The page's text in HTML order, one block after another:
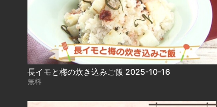
長イモと梅の炊き込みご飯 2025-10-16
無料